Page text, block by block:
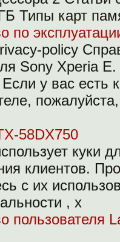
Типы карт
по
policy
Sony Xperia
у вас есть
58DX750
куки
клиентов.
с их
, х
пользователя